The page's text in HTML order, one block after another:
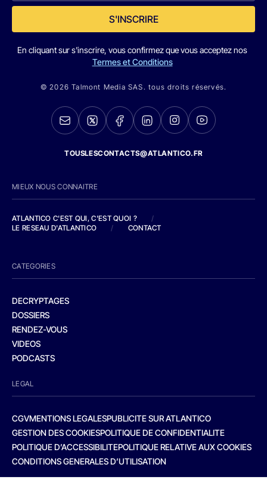
S'INSCRIRE
En cliquant sur s'inscrire, vous confirmez que vous acceptez nos
Termes et Conditions
© 2026 Talmont Media SAS. tous droits réservés.
TOUSLESCONTACTS@ATLANTICO.FR
MIEUX NOUS CONNAITRE
ATLANTICO C'EST QUI, C'EST QUOI ?
/
LE RESEAU D'ATLANTICO
/ CONTACT
CATEGORIES
DECRYPTAGES
DOSSIERS
RENDEZ-VOUS
VIDEOS
PODCASTS
LEGAL
CGVMENTIONS LEGALESPUBLICITE SUR ATLANTICO
GESTION DES COOKIESPOLITIQUE DE CONFIDENTIALITE
POLITIQUE D’ACCESSIBILITEPOLITIQUE RELATIVE AUX COOKIES
CONDITIONS GENERALES D’UTILISATION